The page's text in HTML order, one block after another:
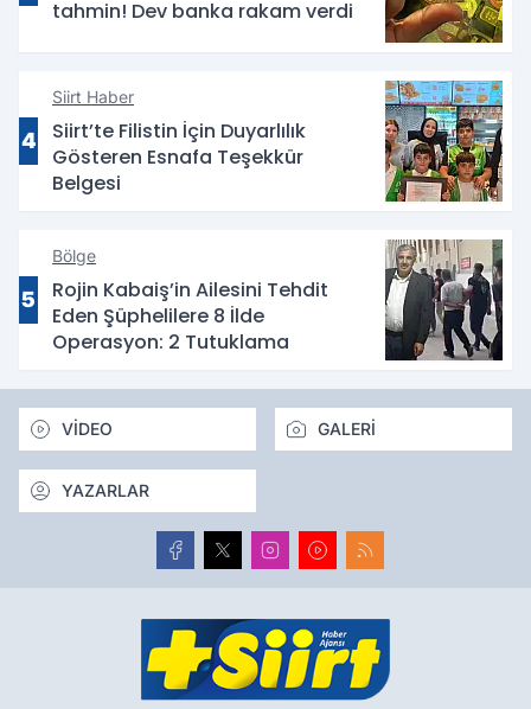
tahmin! Dev banka rakam verdi
4
Siirt Haber
Siirt’te Filistin İçin Duyarlılık
Gösteren Esnafa Teşekkür
Belgesi
5
Bölge
Rojin Kabaiş’in Ailesini Tehdit
Eden Şüphelilere 8 İlde
Operasyon: 2 Tutuklama
VİDEO GALERİ
YAZARLAR